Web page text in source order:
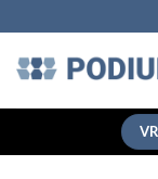
naar
inhoud